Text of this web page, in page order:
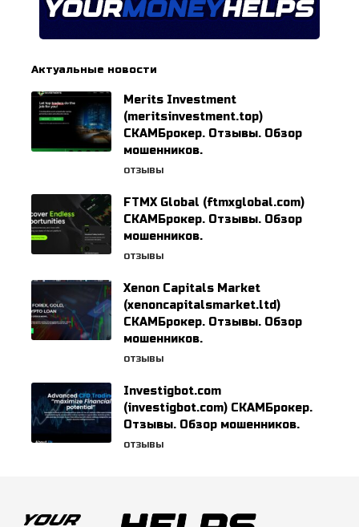
Актуальные новости
Merits Investment
(meritsinvestment.top)
СКАМБрокер. Отзывы. Обзор
мошенников.
ОТЗЫВЫ
FTMX Global (ftmxglobal.com)
СКАМБрокер. Отзывы. Обзор
мошенников.
ОТЗЫВЫ
Xenon Capitals Market
(xenoncapitalsmarket.ltd)
СКАМБрокер. Отзывы. Обзор
мошенников.
ОТЗЫВЫ
Investigbot.com
(investigbot.com) СКАМБрокер.
Отзывы. Обзор мошенников.
ОТЗЫВЫ